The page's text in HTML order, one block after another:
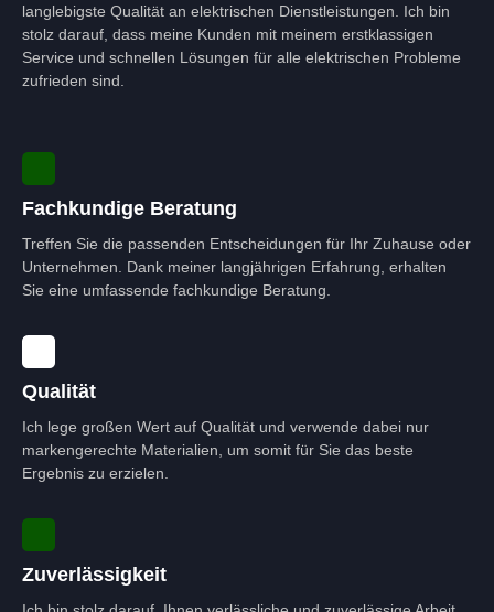
langlebigste Qualität an elektrischen Dienstleistungen. Ich bin
stolz darauf, dass meine Kunden mit meinem erstklassigen
Service und schnellen Lösungen für alle elektrischen Probleme
zufrieden sind.
Fachkundige Beratung
Treffen Sie die passenden Entscheidungen für Ihr Zuhause oder
Unternehmen. Dank meiner langjährigen Erfahrung, erhalten
Sie eine umfassende fachkundige Beratung.
Qualität
Ich lege großen Wert auf Qualität und verwende dabei nur
markengerechte Materialien, um somit für Sie das beste
Ergebnis zu erzielen.
Zuverlässigkeit